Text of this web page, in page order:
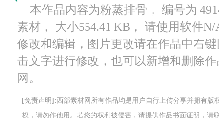
本作品内容为粉蒸排骨， 编号为
素材， 大小554.41 KB， 请使用软件
修改和编辑，图片更改请在作品中右
击文字进行修改，也可以新增和删除
网。
[免责声明]:西部素材网所有作品均是用户自行上传分享并拥有
权，请勿作他用。若您的权利被侵害，请提供作品书面证明，请